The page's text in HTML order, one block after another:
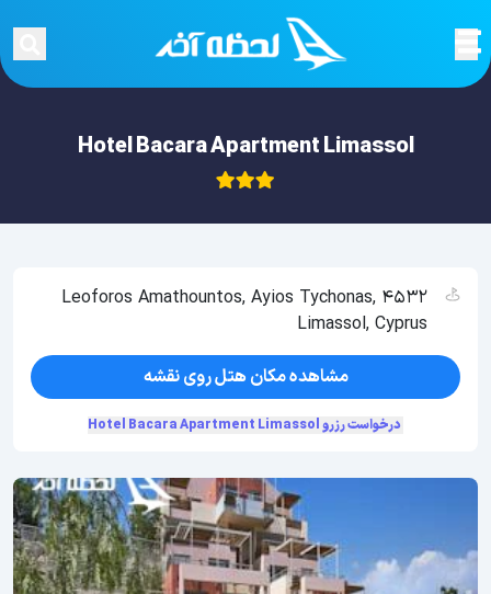
Hotel Bacara Apartment Limassol
Leoforos Amathountos, Ayios Tychonas, 4532
Limassol, Cyprus
مشاهده مکان هتل روی نقشه
درخواست رزرو Hotel Bacara Apartment Limassol